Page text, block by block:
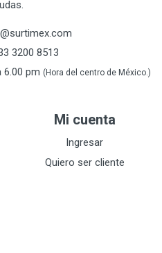
3200 8513
6.00 pm (Hora del centro de México.)
Mi cuenta
Ingresar
Quiero ser cliente